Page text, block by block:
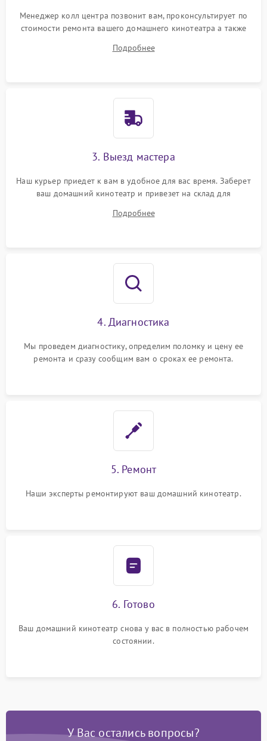
Повреждение печатной
2800 ₽ Подробнее →
Менеджер колл центра позвонит вам, проконсультирует по
стоимости ремонта вашего домашнего кинотеатра а также
Подробнее
3. Выезд мастера
Наш курьер приедет к вам в удобное для вас время. Заберет
ваш домашний кинотеатр и привезет на склад для
Подробнее
4. Диагностика
Мы проведем диагностику, определим поломку и цену ее
ремонта и сразу сообщим вам о сроках ее ремонта.
5. Ремонт
Наши эксперты ремонтируют ваш домашний кинотеатр.
6. Готово
Ваш домашний кинотеатр снова у вас в полностью рабочем
состоянии.
У Вас остались вопросы?